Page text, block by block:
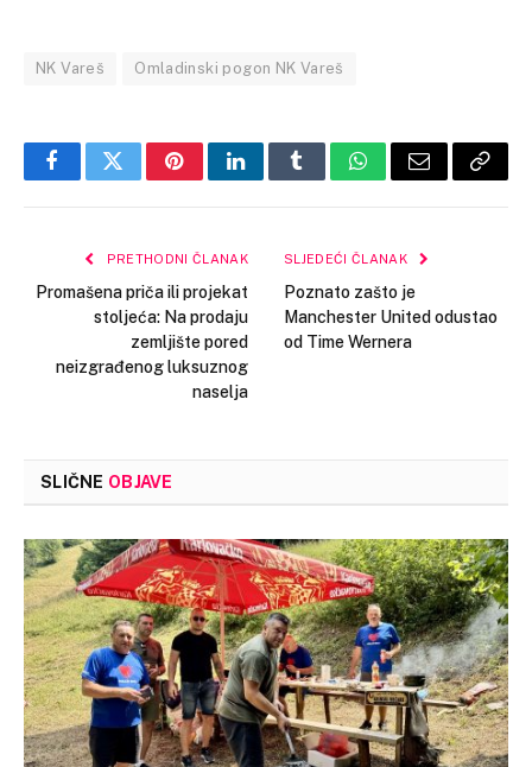
NK Vareš Omladinski pogon NK Vareš
FacebookTwitterPinterestLinkedInTumblrWhatsApp
Email Copy
PRETHODNI ČLANAK
Promašena priča ili projekat
stoljeća: Na prodaju
zemljište pored
neizgrađenog luksuznog
naselja
SLJEDEĆI ČLANAK
Poznato zašto je
Manchester United odustao
od Time Wernera
SLIČNE OBJAVE